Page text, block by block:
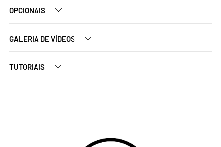
OPCIONAIS
GALERIA DE VÍDEOS
TUTORIAIS